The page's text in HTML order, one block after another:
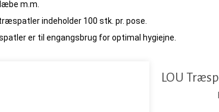
m.m.
indeholder 100 stk. pr. pose.
er til engangsbrug for optimal hygiejne.
LOU